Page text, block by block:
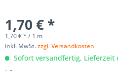
1,70 € *
1,70 € * / 1 m
inkl. MwSt.zzgl. Versandkosten
Sofort versandfertig, Lieferzeit